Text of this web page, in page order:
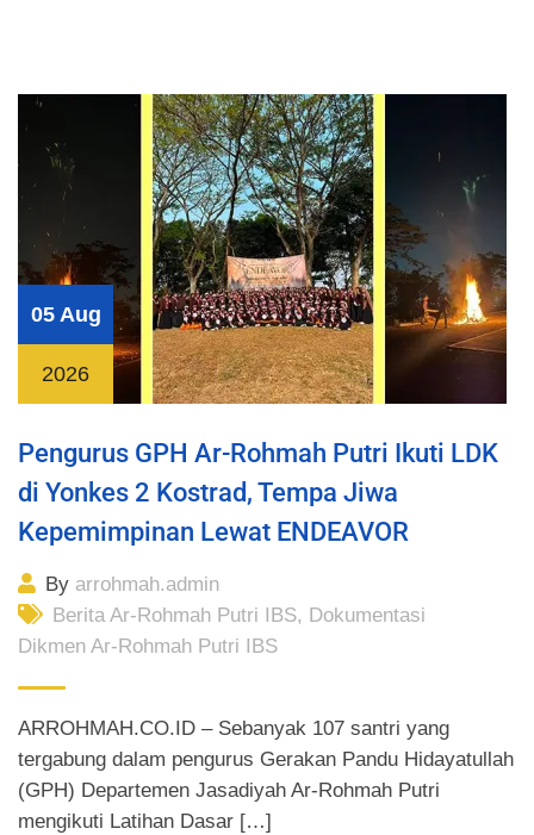
05 Aug
2026
Pengurus GPH Ar-Rohmah Putri Ikuti LDK
di Yonkes 2 Kostrad, Tempa Jiwa
Kepemimpinan Lewat ENDEAVOR
By arrohmah.admin
Berita Ar-Rohmah Putri IBS, Dokumentasi
Dikmen Ar-Rohmah Putri IBS
ARROHMAH.CO.ID – Sebanyak 107 santri yang
tergabung dalam pengurus Gerakan Pandu Hidayatullah
(GPH) Departemen Jasadiyah Ar-Rohmah Putri
mengikuti Latihan Dasar […]